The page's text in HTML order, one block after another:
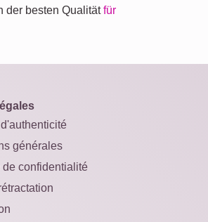
der besten Qualitätfür
générales
de confidentialité